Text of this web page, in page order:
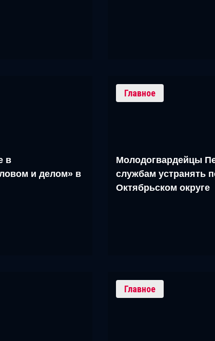
в
и делом» в
Главное
Молодогвардейцы
службам устранять
Октябрьском округе
Главное